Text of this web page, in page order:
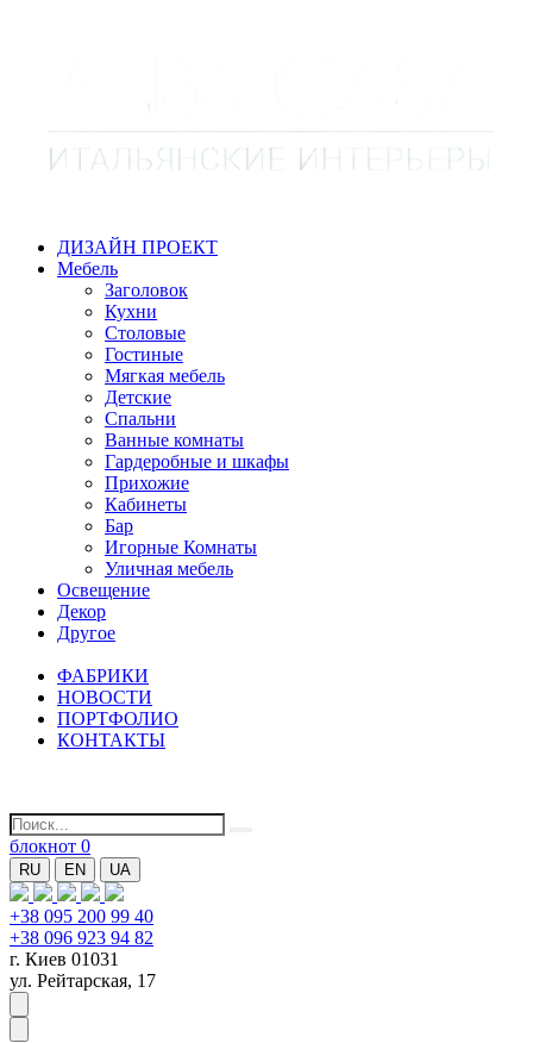
ДИЗАЙН ПРОЕКТ
Мебель
Заголовок
Кухни
Столовые
Гостиные
Мягкая мебель
Детские
Спальни
Ванные комнаты
Гардеробные и шкафы
Прихожие
Кабинеты
Бар
Игорные Комнаты
Уличная мебель
Освещение
Декор
Другое
ФАБРИКИ
НОВОСТИ
ПОРТФОЛИО
КОНТАКТЫ
блокнот 0
RU EN UA
+38 095 200 99 40
+38 096 923 94 82
г. Киев 01031
ул. Рейтарская, 17